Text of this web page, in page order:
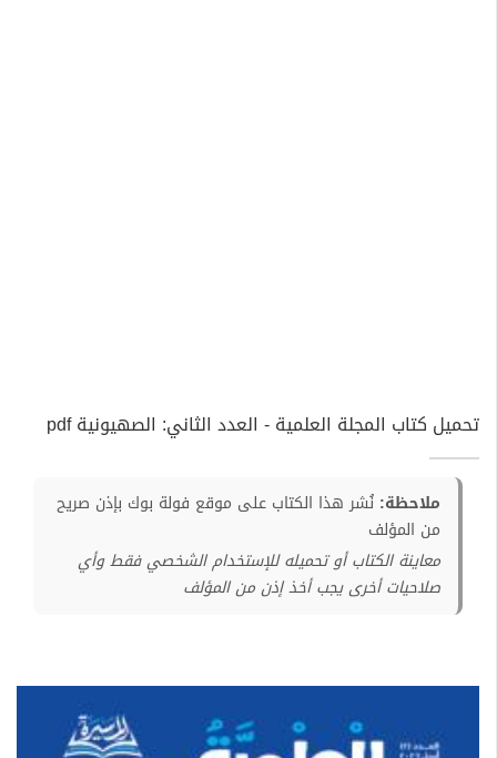
تحميل كتاب المجلة العلمية - العدد الثاني: الصهيونية pdf
ملاحظة: نُشر هذا الكتاب على موقع فولة بوك بإذن صريح
من المؤلف
معاينة الكتاب أو تحميله للإستخدام الشخصي فقط وأي
صلاحيات أخرى يجب أخذ إذن من المؤلف